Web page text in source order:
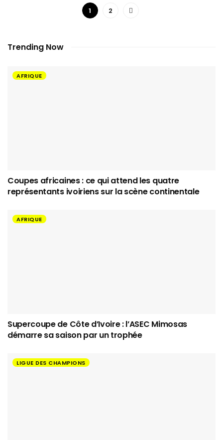
1 2
Trending Now
AFRIQUE
Coupes africaines : ce qui attend les quatre
représentants ivoiriens sur la scène continentale
AFRIQUE
Supercoupe de Côte d’Ivoire : l’ASEC Mimosas
démarre sa saison par un trophée
LIGUE DES CHAMPIONS